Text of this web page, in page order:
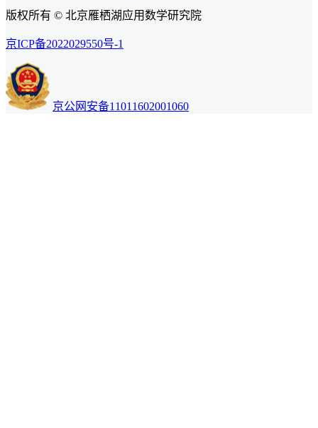
版权所有 © 北京雁栖湖应用数学研究院
京ICP备2022029550号-1
京公网安备11011602001060